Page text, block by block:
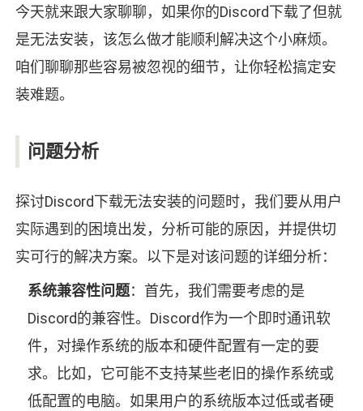
今天就来跟大家聊聊，如果你的Discord下载了但就
是无法安装，该怎么做才能顺利解决这个小麻烦。
咱们聊聊那些容易被忽视的细节，让你轻松搞定安
装难题。
问题分析
探讨Discord下载无法安装的问题时，我们要从用户
实际遇到的困境出发，分析可能的原因，并提供切
实可行的解决方案。以下是对该问题的详细分析：
系统兼容性问题：首先，我们需要考虑的是
Discord的兼容性。Discord作为一个即时通讯软
件，对操作系统的版本和硬件配置有一定的要
求。比如，它可能不支持某些老旧的操作系统或
低配置的电脑。如果用户的系统版本过低或者硬